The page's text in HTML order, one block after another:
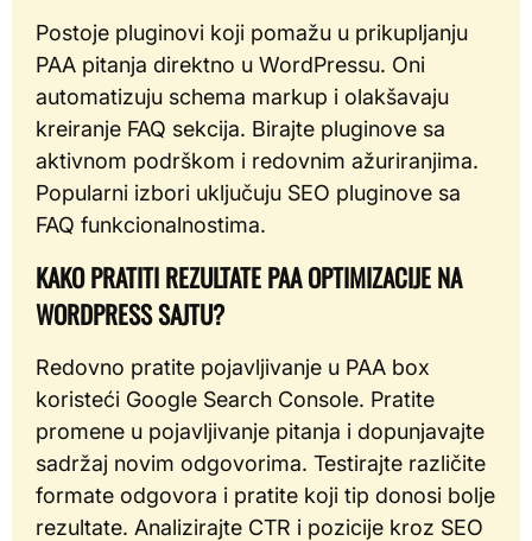
Postoje pluginovi koji pomažu u prikupljanju
PAA pitanja direktno u WordPressu. Oni
automatizuju schema markup i olakšavaju
kreiranje FAQ sekcija. Birajte pluginove sa
aktivnom podrškom i redovnim ažuriranjima.
Popularni izbori uključuju SEO pluginove sa
FAQ funkcionalnostima.
KAKO PRATITI REZULTATE PAA OPTIMIZACIJE NA
WORDPRESS SAJTU?
Redovno pratite pojavljivanje u PAA box
koristeći Google Search Console. Pratite
promene u pojavljivanje pitanja i dopunjavajte
sadržaj novim odgovorima. Testirajte različite
formate odgovora i pratite koji tip donosi bolje
rezultate. Analizirajte CTR i pozicije kroz SEO